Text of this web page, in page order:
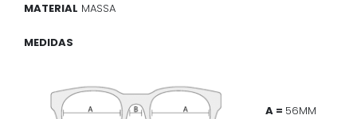
MATERIAL MASSA
MEDIDAS
A = 56MM